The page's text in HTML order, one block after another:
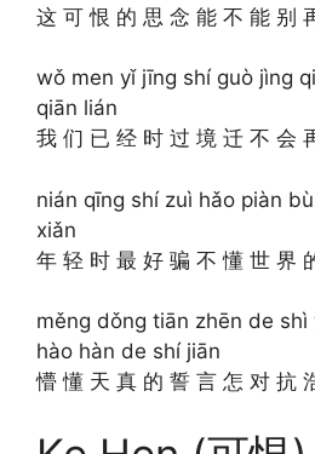
这 可 恨 的 思 念 能 不 能 别
wǒ men yǐ jīng shí guò jìng
qiān lián
我 们 已 经 时 过 境 迁 不 会
nián qīng shí zuì hǎo piàn
xiǎn
年 轻 时 最 好 骗 不 懂 世 界
měng dǒng tiān zhēn de shì
hào hàn de shí jiān
懵 懂 天 真 的 誓 言 怎 对 抗